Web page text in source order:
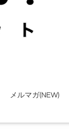
メルマガ(NEW)